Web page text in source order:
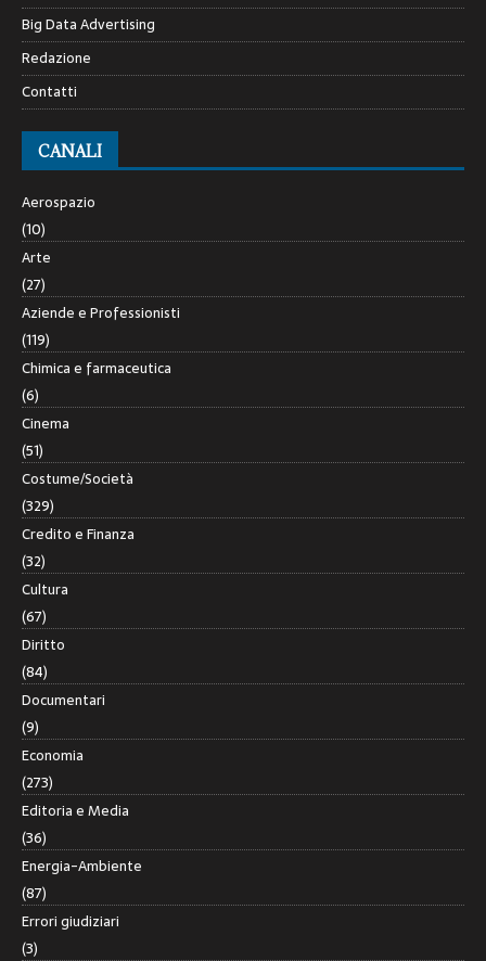
Big Data Advertising
Redazione
Contatti
CANALI
Aerospazio
(10)
Arte
(27)
Aziende e Professionisti
(119)
Chimica e farmaceutica
(6)
Cinema
(51)
Costume/Società
(329)
Credito e Finanza
(32)
Cultura
(67)
Diritto
(84)
Documentari
(9)
Economia
(273)
Editoria e Media
(36)
Energia-Ambiente
(87)
Errori giudiziari
(3)